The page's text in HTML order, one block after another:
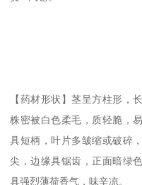
【药材形状】茎呈方柱形，
株密被白色柔毛，质轻脆，
具短柄，叶片多皱缩或破碎
尖，边缘具锯齿，正面暗绿
具强烈薄荷香气，味辛凉。